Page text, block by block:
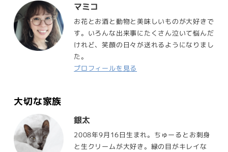
マミコ
お花とお酒と動物と美味しいものが大好きで
す。いろんな出来事にたくさん泣いて悩んだ
けれど、笑顔の日々が送れるようになりまし
た。
プロフィールを見る
大切な家族
銀太
2008年9月16日生まれ。ちゅーるとお刺身
と生クリームが大好き。緑の目がキレイな